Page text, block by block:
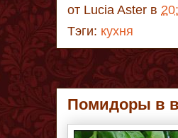
от Lucia Aster в
Тэги: кухня
Помидоры в